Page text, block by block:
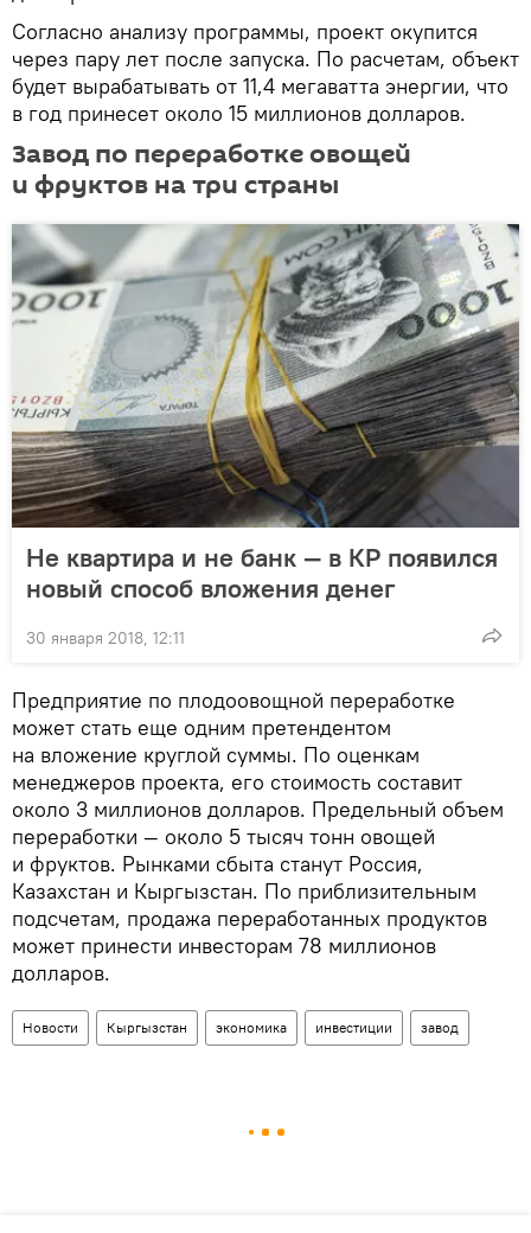
Согласно анализу программы, проект окупится
через пару лет после запуска. По расчетам, объект
будет вырабатывать от 11,4 мегаватта энергии, что
в год принесет около 15 миллионов долларов.
Завод по переработке овощей
и фруктов на три страны
Не квартира и не банк — в КР появился
новый способ вложения денег
30 января 2018, 12:11
Предприятие по плодоовощной переработке
может стать еще одним претендентом
на вложение круглой суммы. По оценкам
менеджеров проекта, его стоимость составит
около 3 миллионов долларов. Предельный объем
переработки — около 5 тысяч тонн овощей
и фруктов. Рынками сбыта станут Россия,
Казахстан и Кыргызстан. По приблизительным
подсчетам, продажа переработанных продуктов
может принести инвесторам 78 миллионов
долларов.
Новости Кыргызстан экономика инвестиции завод